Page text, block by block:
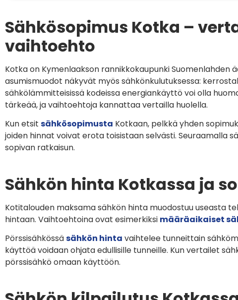
Sähkösopimus Kotka –
vaihtoehto
Kotka on Kymenlaakson rannikkokaupunki Suomenlahden
asumismuodot näkyvät myös sähkönkulutuksessa:
sähkölämmitteisissä kodeissa energiankäyttö voi olla
tärkeää, ja vaihtoehtoja kannattaa vertailla huolella.
Kun etsit sähkösopimusta Kotkaan, pelkkä yhden
joiden hinnat voivat erota toisistaan selvästi. Seuraamalla
sopivan ratkaisun.
Sähkön hinta Kotkassa ja
Kotitalouden maksama sähkön hinta muodostuu useasta
hintaan. Vaihtoehtoina ovat esimerkiksi määräaikaiset
Pörssisähkössäsähkön hinta vaihtelee tunneittain
käyttöä voidaan ohjata edullisille tunneille. Kun vertailet
pörssisähkö omaan käyttöön.